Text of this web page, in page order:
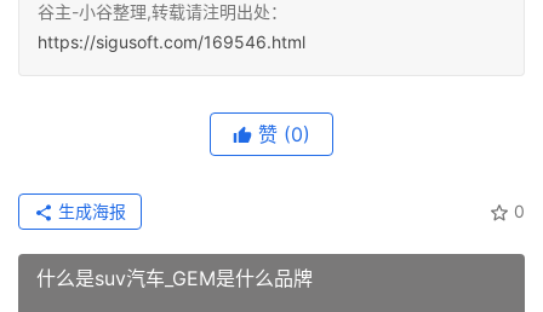
谷主-小谷整理,转载请注明出处：
https://sigusoft.com/169546.html
赞 (0)
0
生成海报
什么是suv汽车_GEM是什么品牌